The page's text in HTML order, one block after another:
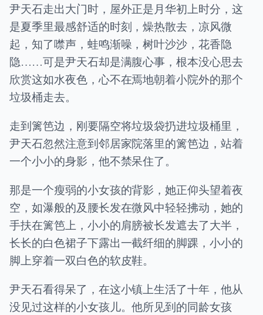
尹天石走出大门时，屋外正是月华初上时分，这
是夏季里最感舒适的时刻，燥热散去，凉风微
起，知了噤声，蛙鸣渐噪，树叶沙沙，花香隐
隐……可是尹天石却是满腹心事，根本没心思去
欣赏这如水夜色，心不在焉地朝着小院外的那个
垃圾桶走去。
走到篱笆边，刚要隔空将垃圾袋扔进垃圾桶里，
尹天石忽然注意到邻居家院落里的篱笆边，站着
一个小小的身影，他不禁呆住了。
那是一个瘦弱的小女孩的背影，她正仰头望着夜
空，如瀑般的及腰长发在微风中轻轻拂动，她的
手扶在篱笆上，小小的肩膀被长发遮去了大半，
长长的白色裙子下露出一截纤细的脚踝，小小的
脚上穿着一双白色的软皮鞋。
尹天石看得呆了，在这小镇上生活了十年，他从
没见过这样的小女孩儿。他所见到的同龄女孩